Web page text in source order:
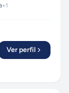
+1
Ver perfil